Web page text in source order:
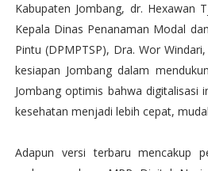
Kabupaten Jombang, dr. Hexawan
Kepala Dinas Penanaman Modal
Pintu (DPMPTSP), Dra. Wor
kesiapan Jombang dalam
Jombang optimis bahwa digitalisasi
kesehatan menjadi lebih cepat,
Adapun versi terbaru mencakup